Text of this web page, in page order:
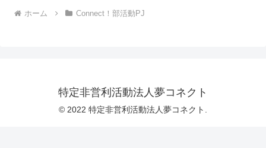
ホーム Connect！部活動PJ
特定非営利活動法人夢コネクト
© 2022 特定非営利活動法人夢コネクト.